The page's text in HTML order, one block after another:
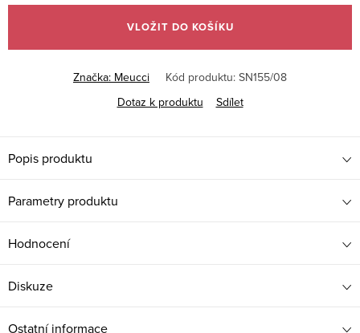
cena:
VLOŽIT DO KOŠÍKU
Značka: Meucci Kód produktu: SN155/08
Dotaz k produktu
Sdílet
Popis produktu
Parametry produktu
Hodnocení
Diskuze
Ostatní informace